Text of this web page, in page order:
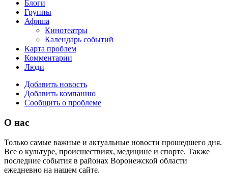
Блоги
Группы
Афиша
Кинотеатры
Календарь событий
Карта проблем
Комментарии
Люди
Добавить новость
Добавить компанию
Сообщить о проблеме
О нас
Только самые важные и актуальные новости прошедшего дня.
Все о культуре, происшествиях, медицине и спорте. Также
последние события в районах Воронежской области
ежедневно на нашем сайте.